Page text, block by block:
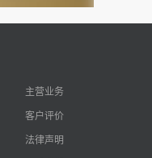
主营业务
客户评价
法律声明